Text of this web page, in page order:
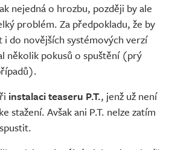
nejedná o hrozbu, později by ale
problém. Za předpokladu, že by
do novějších systémových verzí
několik pokusů o spuštění (prý
instalaci teaseru P.T., jenž už není
stažení. Avšak ani P.T. nelze zatím